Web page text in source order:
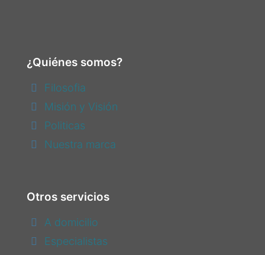
¿Quiénes somos?
Filosofia
Misión y Visión
Politicas
Nuestra marca
Otros servicios
A domicilio
Especialistas